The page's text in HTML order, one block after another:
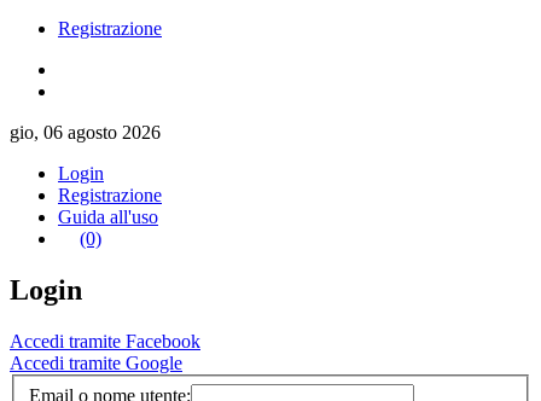
Registrazione
gio, 06 agosto 2026
Login
Registrazione
Guida all'uso
(0)
Login
Accedi tramite Facebook
Accedi tramite Google
Email o nome utente: